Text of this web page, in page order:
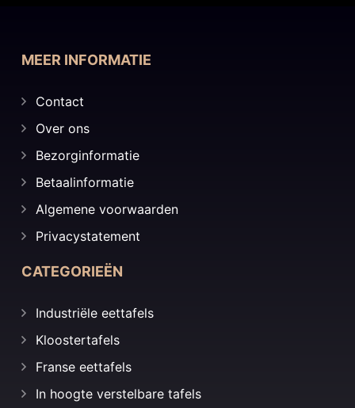
MEER INFORMATIE
Contact
Over ons
Bezorginformatie
Betaalinformatie
Algemene voorwaarden
Privacystatement
CATEGORIEËN
Industriële eettafels
Kloostertafels
Franse eettafels
In hoogte verstelbare tafels